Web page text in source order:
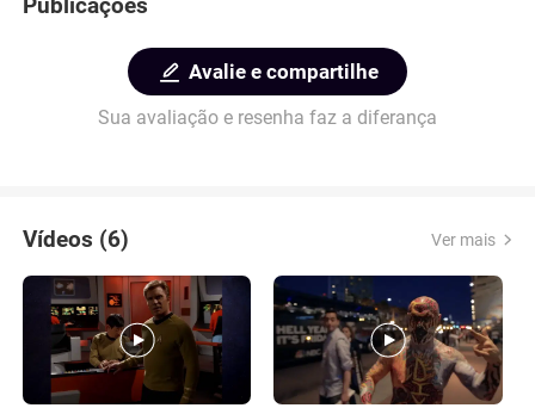
Avalie e compartilhe
Sua avaliação e resenha faz a diferança
Vídeos (6) Ver mais